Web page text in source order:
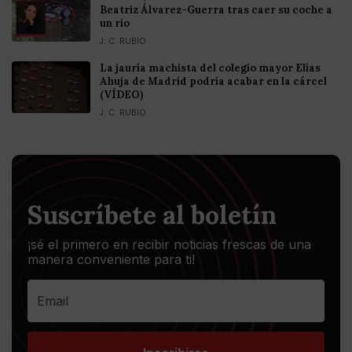
Beatriz Álvarez-Guerra tras caer su coche a
un río
J. C. RUBIO
La jauría machista del colegio mayor Elías
Ahuja de Madrid podría acabar en la cárcel
(VÍDEO)
J. C. RUBIO
Suscríbete al boletín
¡sé el primero en recibir noticias frescas de una
manera conveniente para ti!